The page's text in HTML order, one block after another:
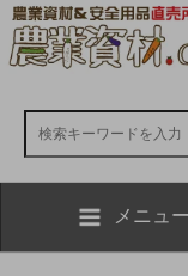
メニュー